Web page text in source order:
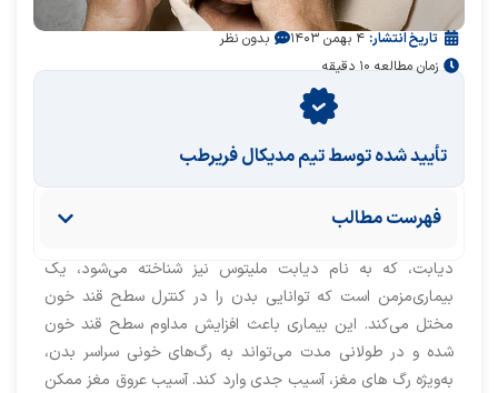
تاریخ انتشار: ۴ بهمن ۱۴۰۳
بدون نظر
زمان مطالعه ۱۰ دقیقه
تأیید‌‌‌‌‌‌‌ شده توسط تیم مدیکال فریرطب
فهرست مطالب
دیابت، که به نام دیابت ملیتوس نیز شناخته می‌شود، یک
بیماری‌مزمن است که توانایی بدن را در کنترل سطح قند خون
مختل می‌کند. این بیماری باعث افزایش مداوم سطح قند خون
شده و در طولانی مدت می‌تواند به رگ‌های خونی سراسر بدن،
به‌ویژه رگ های مغز، آسیب جدی وارد کند. آسیب عروق مغز ممکن